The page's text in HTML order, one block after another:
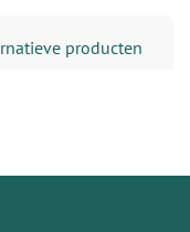
producten